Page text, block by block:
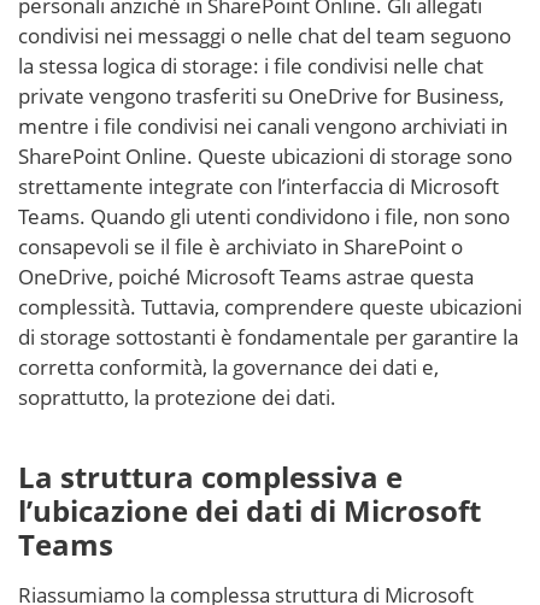
personali anziché in SharePoint Online. Gli allegati
condivisi nei messaggi o nelle chat del team seguono
la stessa logica di storage: i file condivisi nelle chat
private vengono trasferiti su OneDrive for Business,
mentre i file condivisi nei canali vengono archiviati in
SharePoint Online. Queste ubicazioni di storage sono
strettamente integrate con l’interfaccia di Microsoft
Teams. Quando gli utenti condividono i file, non sono
consapevoli se il file è archiviato in SharePoint o
OneDrive, poiché Microsoft Teams astrae questa
complessità. Tuttavia, comprendere queste ubicazioni
di storage sottostanti è fondamentale per garantire la
corretta conformità, la governance dei dati e,
soprattutto, la protezione dei dati.
La struttura complessiva e
l’ubicazione dei dati di Microsoft
Teams
Riassumiamo la complessa struttura di Microsoft